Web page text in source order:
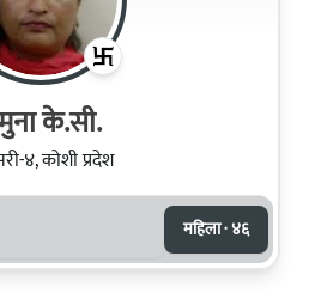
के.सी.
४, कोशी प्रदेश
महिला · ४६